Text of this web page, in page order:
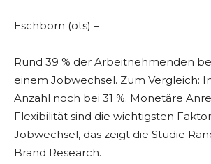
Eschborn (ots) –
Rund 39 % der Arbeitnehmenden
einem Jobwechsel. Zum Vergleich:
Anzahl noch bei 31 %. Monetäre
Flexibilität sind die wichtigsten
Jobwechsel, das zeigt die Studie
Brand Research.